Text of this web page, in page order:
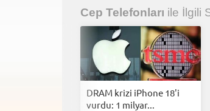
Cep Telefonları ile İlgili
DRAM krizi iPhone 18'i
vurdu: 1 milyar...